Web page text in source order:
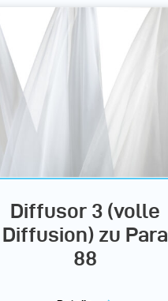
Diffusor 3 (volle
Diffusion) zu Para
88